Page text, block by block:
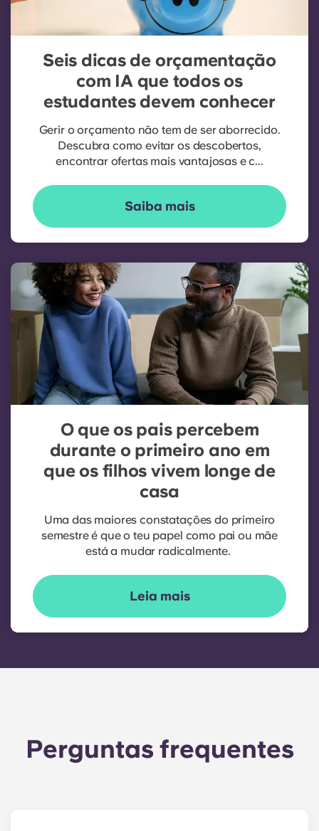
Seis dicas de orçamentação
com IA que todos os
estudantes devem conhecer
Gerir o orçamento não tem de ser aborrecido.
Descubra como evitar os descobertos,
encontrar ofertas mais vantajosas e c...
Saiba mais
O que os pais percebem
durante o primeiro ano em
que os filhos vivem longe de
casa
Uma das maiores constatações do primeiro
semestre é que o teu papel como pai ou mãe
está a mudar radicalmente.
Leia mais
Perguntas frequentes